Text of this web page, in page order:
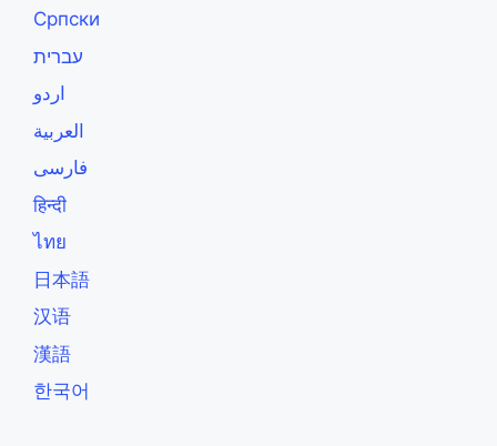
Српски
עברית
اردو
العربية
فارسی
हिन्दी
ไทย
日本語
汉语
漢語
한국어